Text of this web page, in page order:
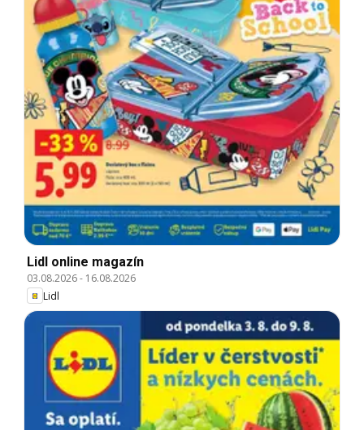
Lidl online magazín
03.08.2026- 16.08.2026
Lidl